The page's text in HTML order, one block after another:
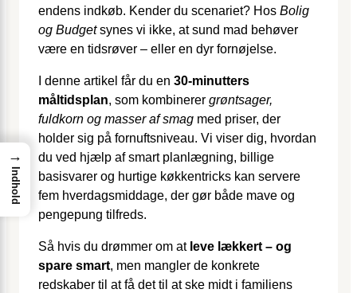
endens indkøb. Kender du scenariet? Hos Bolig
og Budgetsynes vi ikke, at sund mad behøver
være en tidsrøver – eller en dyr fornøjelse.
I denne artikel får du en 30-minutters
måltidsplan, som kombinerer grøntsager,
fuldkorn og masser af smag med priser, der
holder sig på fornuftsniveau. Vi viser dig, hvordan
du ved hjælp af smart planlægning, billige
basisvarer og hurtige køkkentricks kan servere
fem hverdagsmiddage, der gør både mave og
pengepung tilfreds.
Så hvis du drømmer om at leve lækkert – og
spare smart, men mangler de konkrete
redskaber til at få det til at ske midt i familiens
→
Indhold